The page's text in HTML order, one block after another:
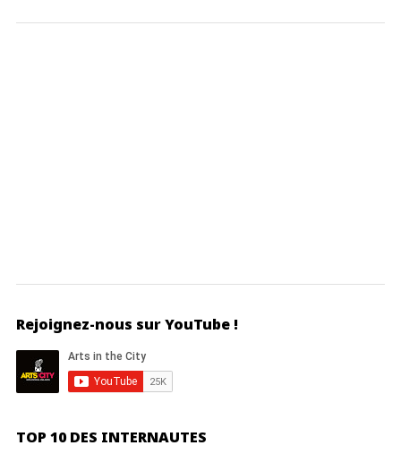
Rejoignez-nous sur YouTube !
TOP 10 DES INTERNAUTES